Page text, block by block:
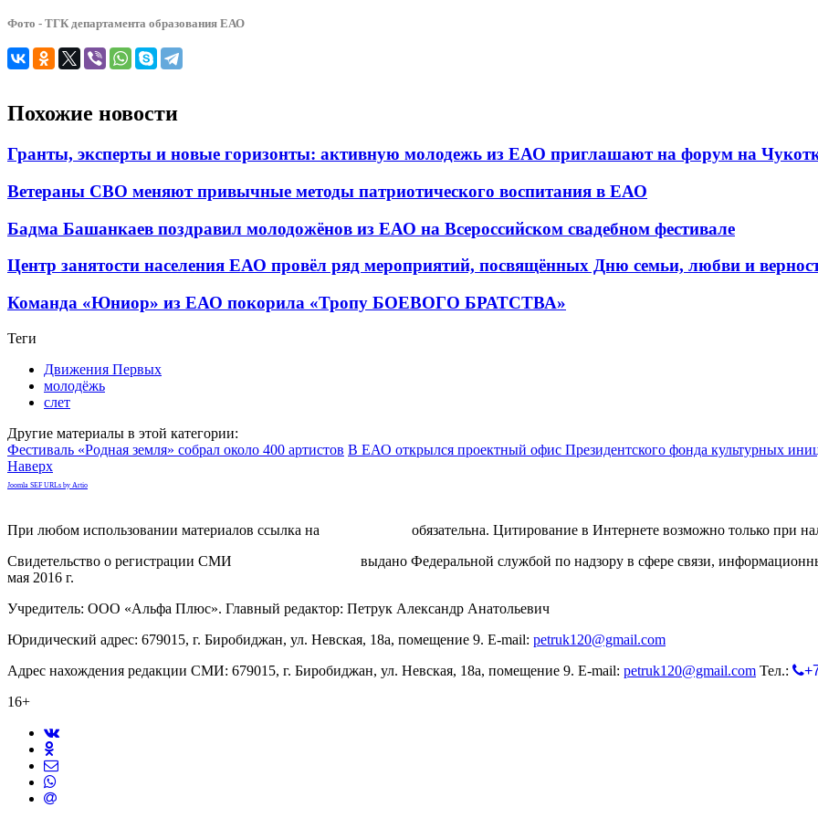
Фото - ТГК департамента образования ЕАО
Похожие новости
Гранты, эксперты и новые горизонты: активную молодежь из ЕАО приглашают на форум на
Ветераны СВО меняют привычные методы патриотического воспитания в ЕАО
Бадма Башанкаев поздравил молодожёнов из ЕАО на Всероссийском свадебном фестивале
Центр занятости населения ЕАО провёл ряд мероприятий, посвящённых Дню семьи, любви и
Команда «Юниор» из ЕАО покорила «Тропу БОЕВОГО БРАТСТВА»
Теги
Движения Первых
молодёжь
слет
Другие материалы в этой категории:
Фестиваль «Родная земля» собрал около 400 артистов В ЕАО открылся проектный офис Президентского фонда культурных
Наверх
Joomla SEF URLs by Artio
При любом использовании материалов ссылка на
обязательна. Цитирование в Интернете возможно только при
Свидетельство о регистрации СМИ
выдано Федеральной службой по надзору в сфере связи,
мая 2016 г.
Учредитель: ООО «Альфа Плюс». Главный редактор: Петрук Александр Анатольевич
Юридический адрес: 679015, г. Биробиджан, ул. Невская, 18а, помещение 9. E-mail: petruk120@gmail.com
Адрес нахождения редакции СМИ: 679015, г. Биробиджан, ул. Невская, 18а, помещение 9. E-mail: petruk120@gmail.com Тел.:
16+